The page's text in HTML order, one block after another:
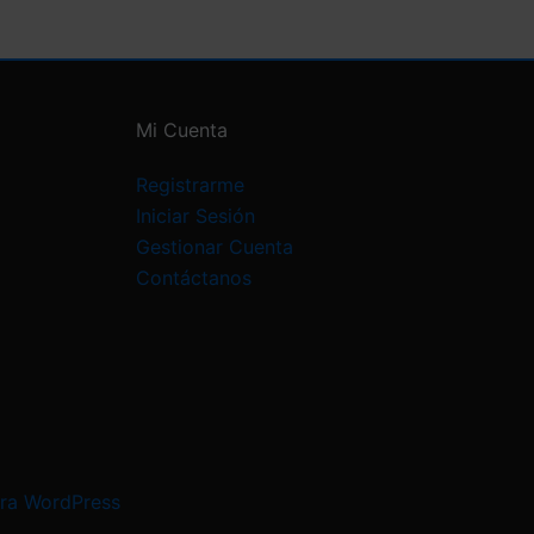
Mi Cuenta
Registrarme
Iniciar Sesión
Gestionar Cuenta
Contáctanos
WordPress